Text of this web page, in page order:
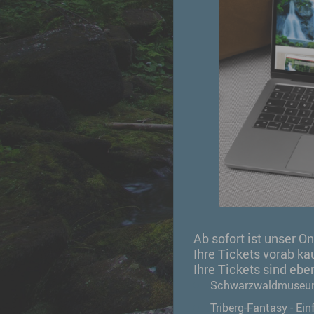
Wo
wird -
Ab sofort ist unser
Ihre Tickets vorab
Ihre Tickets sind
Triberg-Fantasy -